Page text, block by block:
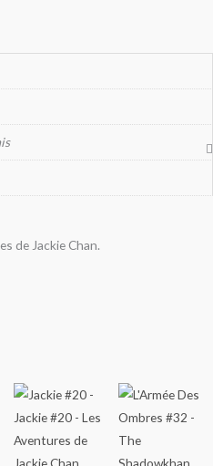
de Jackie Chan.